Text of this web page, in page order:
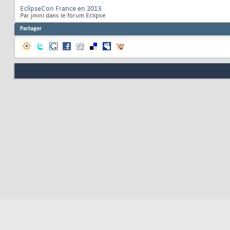
EclipseCon France en 2013
Par jmini dans le forum Eclipse
Partager